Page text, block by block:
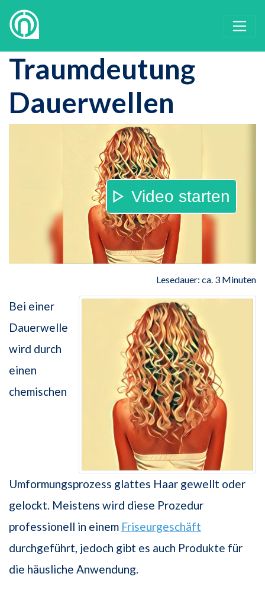
Traumdeutung
Dauerwellen
Video starten
Lesedauer: ca. 3 Minuten
Bei einer
Dauerwelle
wird durch
einen
chemischen
Umformungsprozess glattes Haar gewellt oder
gelockt. Meistens wird diese Prozedur
professionell in einem Friseurgeschäft
durchgeführt, jedoch gibt es auch Produkte für
die häusliche Anwendung.